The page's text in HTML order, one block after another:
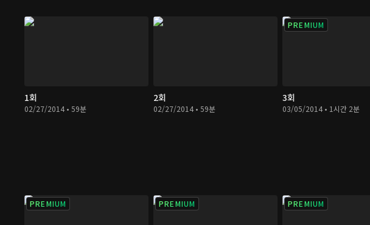
1회
02/27/2014 • 59분
2회
02/27/2014 • 59분
PREMIUM
3회
03/05/2014 • 1시간 2분
PREMIUM PREMIUM PREMIUM